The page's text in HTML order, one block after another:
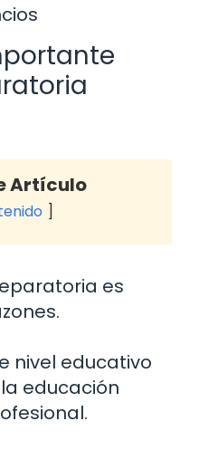
Artículo
es
nivel educativo
educación